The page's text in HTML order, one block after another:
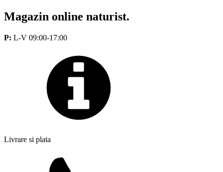
Magazin online naturist.
P: L-V 09:00-17:00
Livrare si plata